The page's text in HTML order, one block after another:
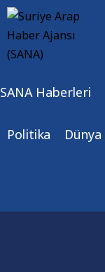
SANA Haberleri
Politika Dünya